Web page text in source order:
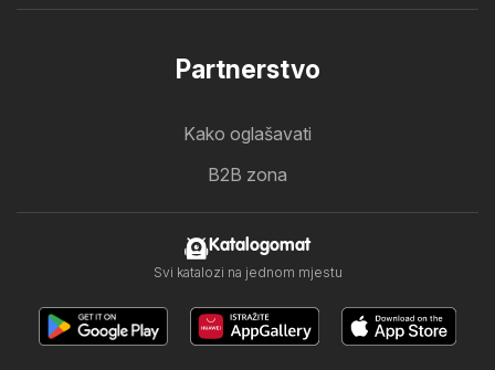
Partnerstvo
Kako oglašavati
B2B zona
Katalogomat
Svi katalozi na jednom mjestu